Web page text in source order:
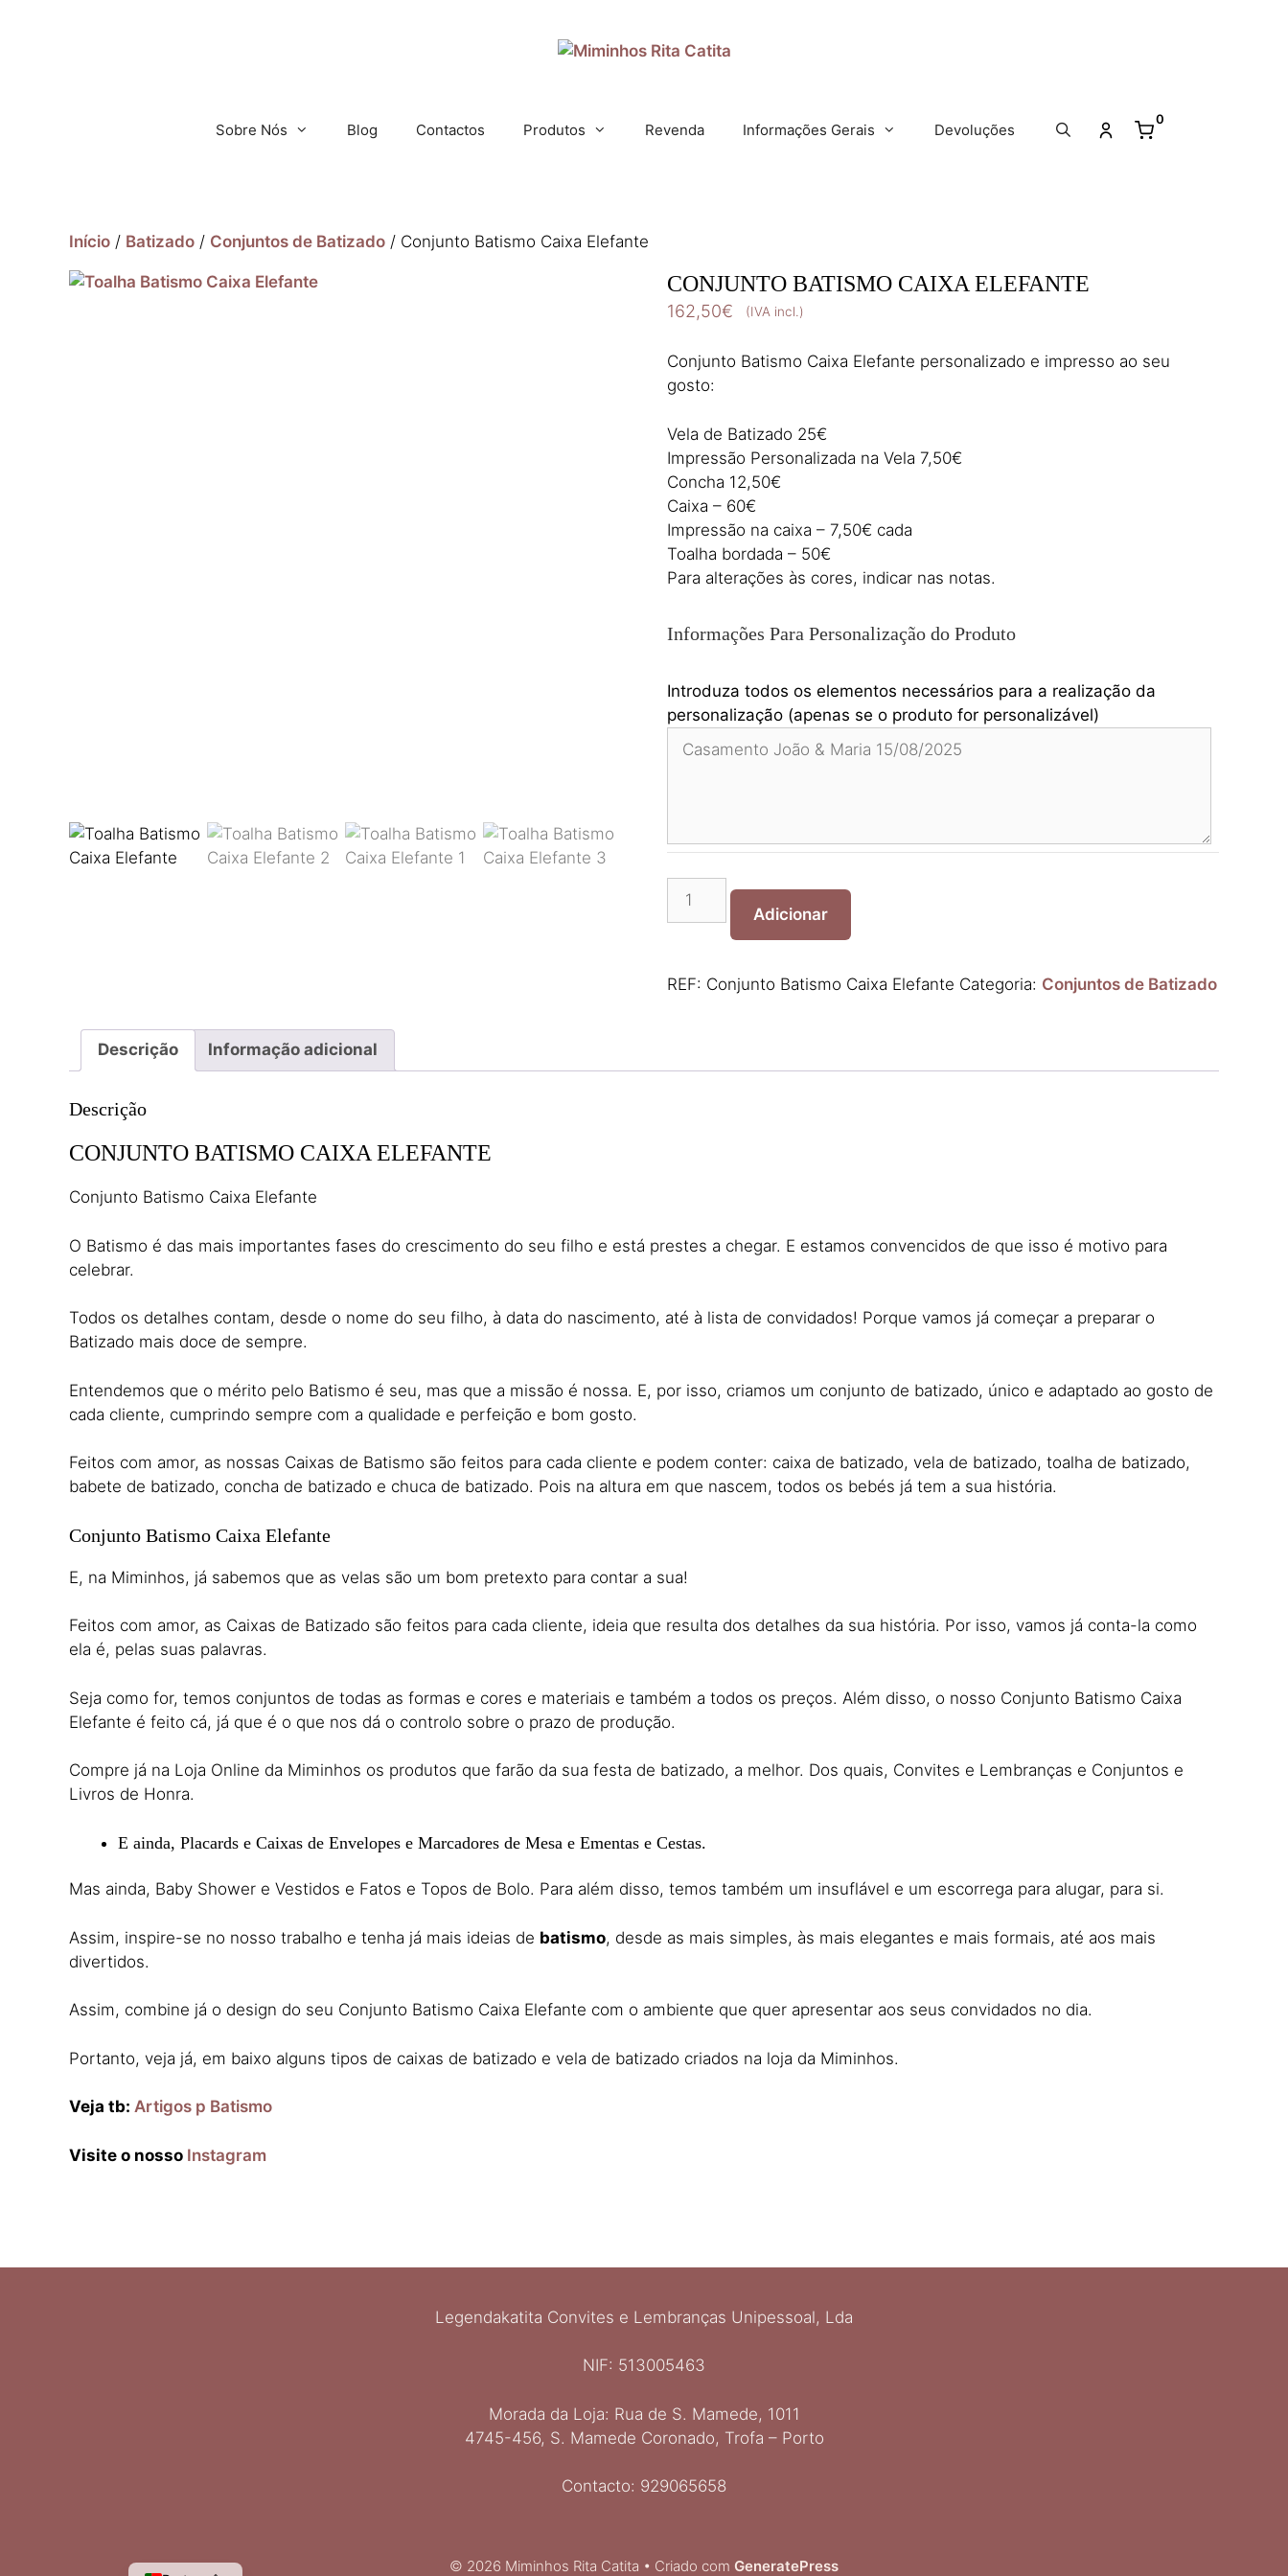
0
Sobre Nós Blog Contactos Produtos Revenda Informações Gerais Devoluções
Início / Batizado / Conjuntos de Batizado / Conjunto Batismo Caixa Elefante
CONJUNTO BATISMO CAIXA ELEFANTE
162,50€ (IVA incl.)
Conjunto Batismo Caixa Elefante personalizado e impresso ao seu
gosto:
Vela de Batizado 25€
Impressão Personalizada na Vela 7,50€
Concha 12,50€
Caixa – 60€
Impressão na caixa – 7,50€ cada
Toalha bordada – 50€
Para alterações às cores, indicar nas notas.
Informações Para Personalização do Produto
Introduza todos os elementos necessários para a realização da
personalização (apenas se o produto for personalizável)
Quantidade
Conjunto
Caixa
Adicionar
REF: Conjunto Batismo Caixa Elefante Categoria: Conjuntos de Batizado
Descrição Informação adicional
Descrição
CONJUNTO BATISMO CAIXA ELEFANTE
Conjunto Batismo Caixa Elefante
O Batismo é das mais importantes fases do crescimento do seu filho e está prestes a chegar. E estamos convencidos de que isso é motivo para
celebrar.
Todos os detalhes contam, desde o nome do seu filho, à data do nascimento, até à lista de convidados! Porque vamos já começar a preparar o
Batizado mais doce de sempre.
Entendemos que o mérito pelo Batismo é seu, mas que a missão é nossa. E, por isso, criamos um conjunto de batizado, único e adaptado ao gosto de
cada cliente, cumprindo sempre com a qualidade e perfeição e bom gosto.
Feitos com amor, as nossas Caixas de Batismo são feitos para cada cliente e podem conter: caixa de batizado, vela de batizado, toalha de batizado,
babete de batizado, concha de batizado e chuca de batizado. Pois na altura em que nascem, todos os bebés já tem a sua história.
Conjunto Batismo Caixa Elefante
E, na Miminhos, já sabemos que as velas são um bom pretexto para contar a sua!
Feitos com amor, as Caixas de Batizado são feitos para cada cliente, ideia que resulta dos detalhes da sua história. Por isso, vamos já conta-la como
ela é, pelas suas palavras.
Seja como for, temos conjuntos de todas as formas e cores e materiais e também a todos os preços. Além disso, o nosso Conjunto Batismo Caixa
Elefante é feito cá, já que é o que nos dá o controlo sobre o prazo de produção.
Compre já na Loja Online da Miminhos os produtos que farão da sua festa de batizado, a melhor. Dos quais, Convites e Lembranças e Conjuntos e
Livros de Honra.
E ainda, Placards e Caixas de Envelopes e Marcadores de Mesa e Ementas e Cestas.
Mas ainda, Baby Shower e Vestidos e Fatos e Topos de Bolo. Para além disso, temos também um insuflável e um escorrega para alugar, para si.
Assim, inspire-se no nosso trabalho e tenha já mais ideias de batismo, desde as mais simples, às mais elegantes e mais formais, até aos mais
divertidos.
Assim, combine já o design do seu Conjunto Batismo Caixa Elefante com o ambiente que quer apresentar aos seus convidados no dia.
Portanto, veja já, em baixo alguns tipos de caixas de batizado e vela de batizado criados na loja da Miminhos.​
Veja tb: Artigos p Batismo
Visite o nosso Instagram
Legendakatita Convites e Lembranças Unipessoal, Lda
NIF: 513005463
Morada da Loja: Rua de S. Mamede, 1011
4745-456, S. Mamede Coronado, Trofa – Porto
Contacto: 929065658
© 2026 Miminhos Rita Catita • Criado com GeneratePress